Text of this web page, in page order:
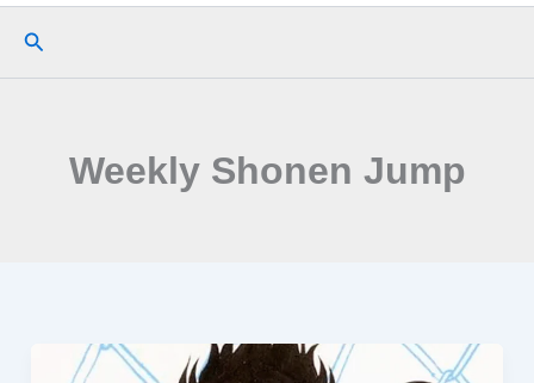
Pesquisar
Weekly Shonen Jump